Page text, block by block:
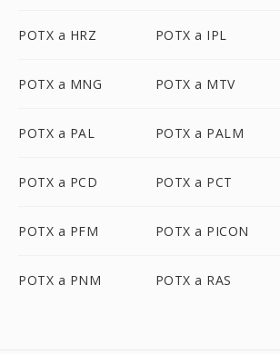
POTX a HRZ POTX a IPL
POTX a MNG POTX a MTV
POTX a PAL POTX a PALM
POTX a PCD POTX a PCT
POTX a PFM POTX a PICON
POTX a PNM POTX a RAS